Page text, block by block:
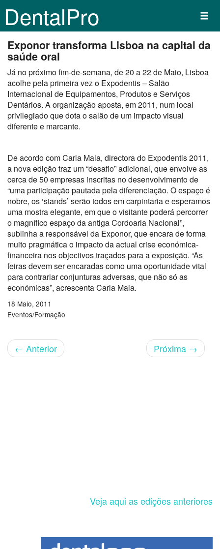
DentalPro
Exponor transforma Lisboa na capital da
saúde oral
Já no próximo fim-de-semana, de 20 a 22 de Maio, Lisboa
acolhe pela primeira vez o Expodentis – Salão
Internacional de Equipamentos, Produtos e Serviços
Dentários. A organização aposta, em 2011, num local
privilegiado que dota o salão de um impacto visual
diferente e marcante.
De acordo com Carla Maia, directora do Expodentis 2011,
a nova edição traz um “desafio” adicional, que envolve as
cerca de 50 empresas inscritas no desenvolvimento de
“uma participação pautada pela diferenciação. O espaço é
nobre, os ‘stands’ serão todos em carpintaria e esperamos
uma mostra elegante, em que o visitante poderá percorrer
o magnífico espaço da antiga Cordoaria Nacional”,
sublinha a responsável da Exponor, que encara de forma
muito pragmática o impacto da actual crise económica-
financeira nos objectivos traçados para a exposição. “As
feiras devem ser encaradas como uma oportunidade vital
para contrariar conjunturas adversas, que não só as
económicas”, acrescenta Carla Maia.
18 Maio, 2011
Eventos/Formação
← Anterior Próxima →
Veja aqui as edições anteriores